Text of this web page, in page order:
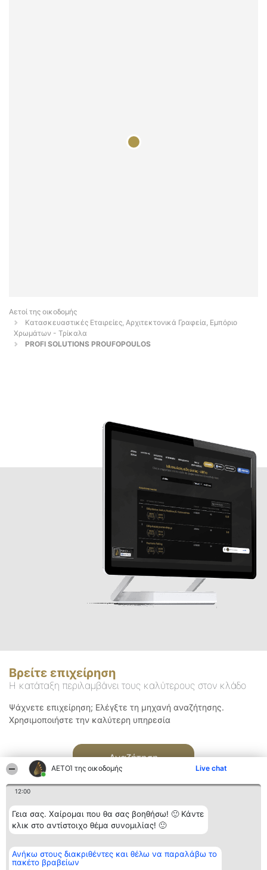
ΑΕΤΟΊ της οικοδομής Live chat
12:00
Γεια σας. Χαίρομαι που θα σας βοηθήσω! 🙂 Κάντε
κλικ στο αντίστοιχο θέμα συνομιλίας! 🙂
Ανήκω στους διακριθέντες και θέλω να παραλάβω το
πακέτο βραβείων
Αετοί της οικοδομής
Κατασκευαστικές Εταιρείες, Αρχιτεκτονικά Γραφεία, Εμπόριο
Χρωμάτων - Τρίκαλα
PROFI SOLUTIONS PROUFOPOULOS
Βρείτε επιχείρηση
Η κατάταξη περιλαμβάνει τους καλύτερους στον κλάδο
Ψάχνετε επιχείρηση; Ελέγξτε τη μηχανή αναζήτησης.
Χρησιμοποιήστε την καλύτερη υπηρεσία
Αναζήτηση
Διοργανωτής της
κατάταξης
BEAUTIFUL COMPANY
Κατάταξη
Διακριθέντες
Επικοινωνία
Επικοινωνία